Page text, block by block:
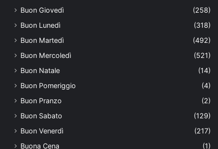
Buon Giovedì
(258)
Buon Lunedì
(318)
Buon Martedì
(492)
Buon Mercoledì
(521)
Buon Natale
(14)
Buon Pomeriggio
(4)
Buon Pranzo
(2)
Buon Sabato
(129)
Buon Venerdì
(217)
Buona Cena
(1)